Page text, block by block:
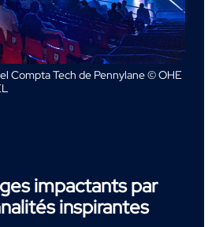
Compta Tech de Pennylane © OHE
impactants par
inspirantes